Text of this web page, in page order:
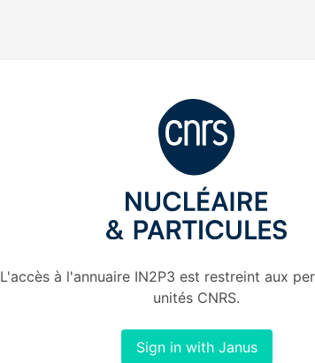
L'accès à l'annuaire IN2P3 est restreint aux
unités CNRS.
Sign in with Janus